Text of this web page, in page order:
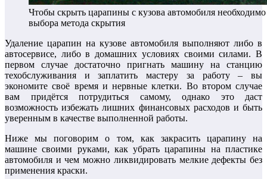
Чтобы скрыть царапины с кузова автомобиля необходимо
выбора метода скрытия
Удаление царапин на кузове автомобиля выполняют либо в
автосервисе, либо в домашних условиях своими силами. В
первом случае достаточно пригнать машину на станцию
техобслуживания и заплатить мастеру за работу – вы
экономите своё время и нервные клетки. Во втором случае
вам придётся потрудиться самому, однако это даст
возможность избежать лишних финансовых расходов и быть
уверенным в качестве выполненной работы.
Ниже мы поговорим о том, как закрасить царапину на
машине своими руками, как убрать царапины на пластике
автомобиля и чем можно ликвидировать мелкие дефекты без
применения краски.